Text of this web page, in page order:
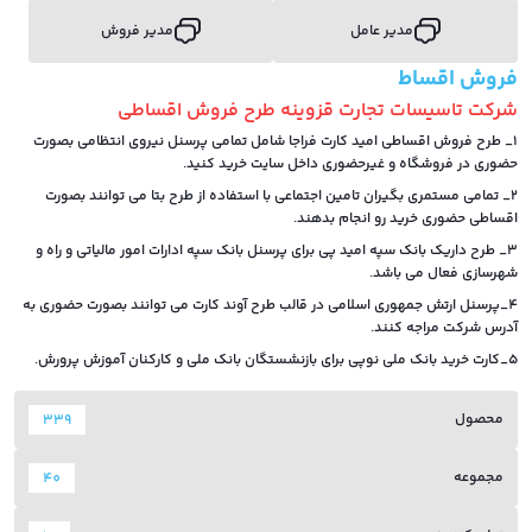
مدیر عامل مدیر فروش
فروش اقساط
شرکت تاسیسات تجارت قزوینه طرح فروش اقساطی
1_ طرح فروش اقساطی امید کارت فراجا شامل تمامی پرسنل نیروی انتظامی بصورت
حضوری در فروشگاه و غیرحضوری داخل سایت خرید کنید.
2_ تمامی مستمری بگیران تامین اجتماعی با استفاده از طرح بتا می توانند بصورت
اقساطی حضوری خرید رو انجام بدهند.
3_ طرح داریک بانک سپه امید پی برای پرسنل بانک سپه ادارات امور مالیاتی و راه و
شهرسازی فعال می باشد.
4_پرسنل ارتش جمهوری اسلامی در قالب طرح آوند کارت می توانند بصورت حضوری به
آدرس شرکت مراجه کنند.
5_کارت خرید بانک ملی نوپی برای بازنشستگان بانک ملی و کارکنان آموزش پرورش.
339 محصول
40 مجموعه